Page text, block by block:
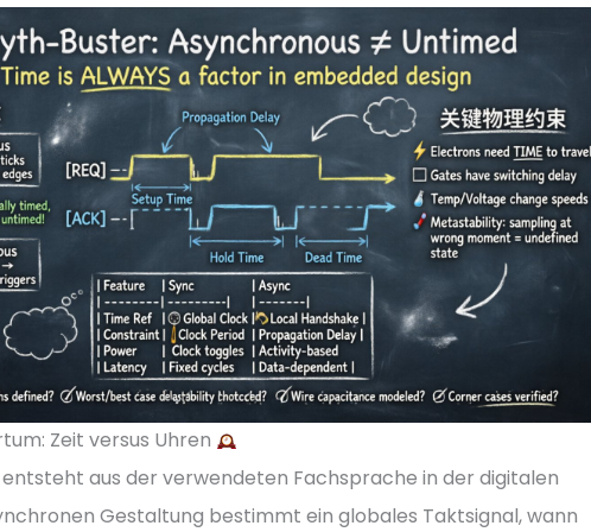
Zeit versus Uhren
aus der verwendeten Fachsprache in der digitalen
Gestaltung bestimmt ein globales Taktsignal, wann